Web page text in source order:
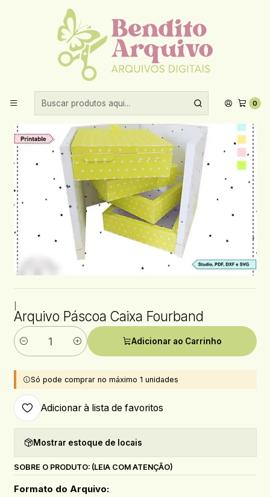
0
Aproveite 10% de desconto ao comprar acima de R$30,00!
Início Datas comemorativas
Pascoa
Arquivo Páscoa Caixa Fourband
Arquivo Páscoa Caixa Fourband
Quantidade
Adicionar ao Carrinho
Só pode comprar no máximo 1 unidades
Adicionar à lista de favoritos
Mostrar estoque de locais
SOBRE O PRODUTO: (LEIA COM ATENÇÃO)
Formato do Arquivo: